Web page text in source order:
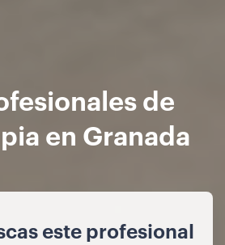
de
en Granada
este profesional